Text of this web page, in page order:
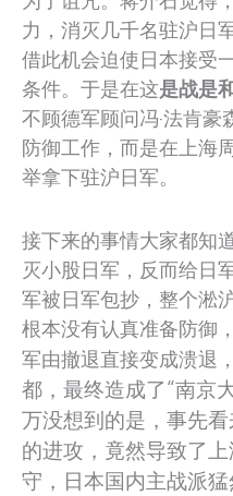
力，消灭几千名驻沪日
借此机会迫使日本接受
条件。于是在这是战是
不顾德军顾问冯·法肯
防御工作，而是在上海
举拿下驻沪日军。
接下来的事情大家都知
灭小股日军，反而给日
军被日军包抄，整个淞
根本没有认真准备防御
军由撤退直接变成溃退
都，最终造成了“南京
万没想到的是，事先
的进攻，竟然导致了
守，日本国内主战派